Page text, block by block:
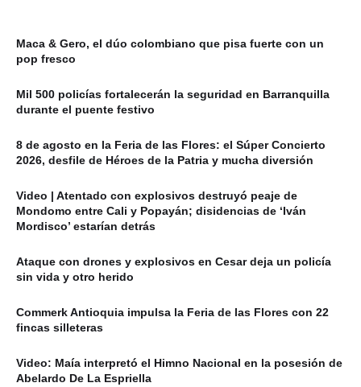
Maca & Gero, el dúo colombiano que pisa fuerte con un
pop fresco
Mil 500 policías fortalecerán la seguridad en Barranquilla
durante el puente festivo
8 de agosto en la Feria de las Flores: el Súper Concierto
2026, desfile de Héroes de la Patria y mucha diversión
Video | Atentado con explosivos destruyó peaje de
Mondomo entre Cali y Popayán; disidencias de ‘Iván
Mordisco’ estarían detrás
Ataque con drones y explosivos en Cesar deja un policía
sin vida y otro herido
Commerk Antioquia impulsa la Feria de las Flores con 22
fincas silleteras
Video: Maía interpretó el Himno Nacional en la posesión de
Abelardo De La Espriella